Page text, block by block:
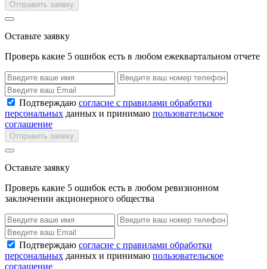
Отправить заявку
Оставьте заявку
Проверь какие 5 ошибок есть в любом ежеквартальном отчете
Подтверждаю согласие с правилами обработки
персональных данных и принимаю пользовательское
соглашение
Отправить заявку
Оставьте заявку
Проверь какие 5 ошибок есть в любом ревизионном
заключении акционерного общества
Подтверждаю согласие с правилами обработки
персональных данных и принимаю пользовательское
соглашение